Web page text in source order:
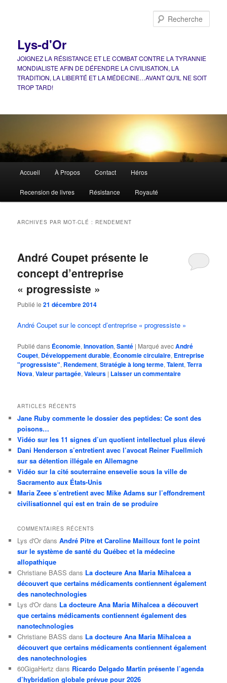
Lys-d'Or
JOIGNEZ LA RÉSISTANCE ET LE COMBAT CONTRE LA TYRANNIE
MONDIALISTE AFIN DE DÉFENDRE LA CIVILISATION, LA
TRADITION, LA LIBERTÉ ET LA MÉDECINE…AVANT QU'IL NE SOIT
TROP TARD!
principal
Accueil À Propos Contact Héros
Recension de livres Résistance Royauté
ARCHIVES PAR MOT-CLÉ : RENDEMENT
André Coupet présente le
concept d’entreprise
« progressiste »
Publié le21 décembre 2014
André Coupet sur le concept d’entreprise « progressiste »
Publié dans Économie,Innovation,Santé | Marqué avecAndré
Coupet, Développement durable, Économie circulaire, Entreprise
"progressiste", Rendement,Stratégie à long terme,Talent,Terra
Nova,Valeur partagée,Valeurs | Laisser un commentaire
ARTICLES RÉCENTS
Jane Ruby commente le dossier des peptides: Ce sont des
poisons…
Vidéo sur les 11 signes d’un quotient intellectuel plus élevé
Dani Henderson s’entretient avec l’avocat Reiner Fuellmich
sur sa détention illégale en Allemagne
Vidéo sur la cité souterraine ensevelie sous la ville de
Sacramento aux États-Unis
Maria Zeee s’entretient avec Mike Adams sur l’effondrement
civilisationnel qui est en train de se produire
COMMENTAIRES RÉCENTS
Lys d'Or dansAndré Pitre et Caroline Mailloux font le point
sur le système de santé du Québec et la médecine
allopathique
Christiane BASS dans La docteure Ana Maria Mihalcea a
découvert que certains médicaments contiennent également
des nanotechnologies
Lys d'Or dans La docteure Ana Maria Mihalcea a découvert
que certains médicaments contiennent également des
nanotechnologies
Christiane BASS dans La docteure Ana Maria Mihalcea a
découvert que certains médicaments contiennent également
des nanotechnologies
60GigaHertz dans Ricardo Delgado Martin présente l’agenda
d’hybridation globale prévue pour 2026